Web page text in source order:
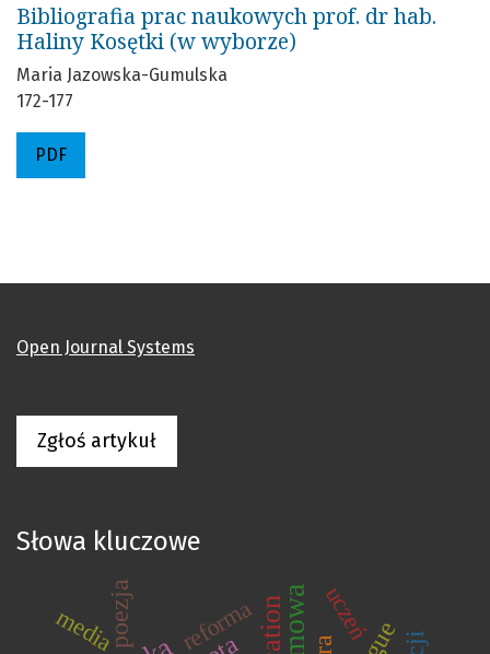
Bibliografia prac naukowych prof. dr hab.
Haliny Kosętki (w wyborze)
Maria Jazowska-Gumulska
172-177
PDF
Open Journal Systems
Zgłoś artykuł
Słowa kluczowe
poezja reforma uczeń
media